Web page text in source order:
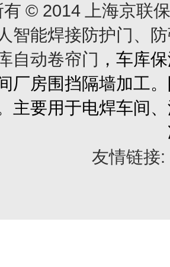
© 2014上海京联
智能焊接防护门、
自动卷帘门 ，车库
厂房围挡隔墙加工
主要用于电焊车间
友情链接: